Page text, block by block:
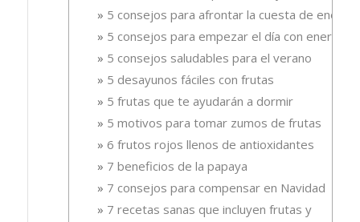
5 consejos para afrontar la cuesta de enero
5 consejos para empezar el día con energía
5 consejos saludables para el verano
5 desayunos fáciles con frutas
5 frutas que te ayudarán a dormir
5 motivos para tomar zumos de frutas
6 frutos rojos llenos de antioxidantes
7 beneficios de la papaya
7 consejos para compensar en Navidad
7 recetas sanas que incluyen frutas y